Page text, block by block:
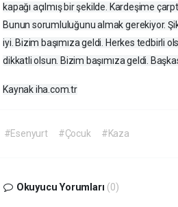
kapağı açılmış bir şekilde. Kardeşime
Bunun sorumluluğunu almak gerekiyor.
iyi. Bizim başımıza geldi. Herkes tedbirli
dikkatli olsun. Bizim başımıza geldi.
Kaynak iha.com.tr
#Esenyurt #Çocuk #Kaza
Okuyucu Yorumları (0)